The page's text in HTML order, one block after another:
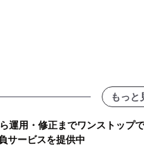
もっと
運用・修正までワンストップ
サービスを提供中